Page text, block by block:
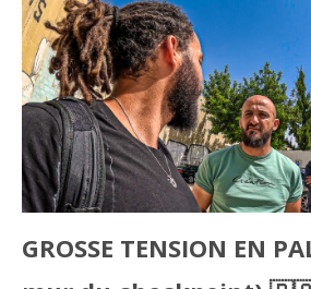
GROSSE TENSION EN